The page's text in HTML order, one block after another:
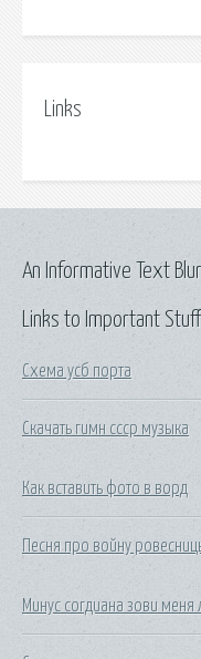
Links
Links to Important Stuff
Схема усб порта
Скачать гимн ссср музыка
Как вставить фото в ворд
Песня про войну
Минус согдиана зови
An Informative Text